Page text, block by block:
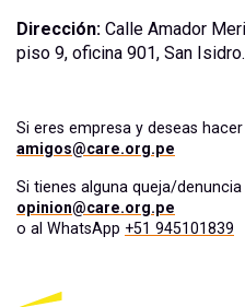
Dirección: Calle Amador
piso 9, oficina 901, San
Si eres empresa y deseas
amigos@care.org.pe
Si tienes alguna queja/
opinion@care.org.pe
o al WhatsApp +51 945101839